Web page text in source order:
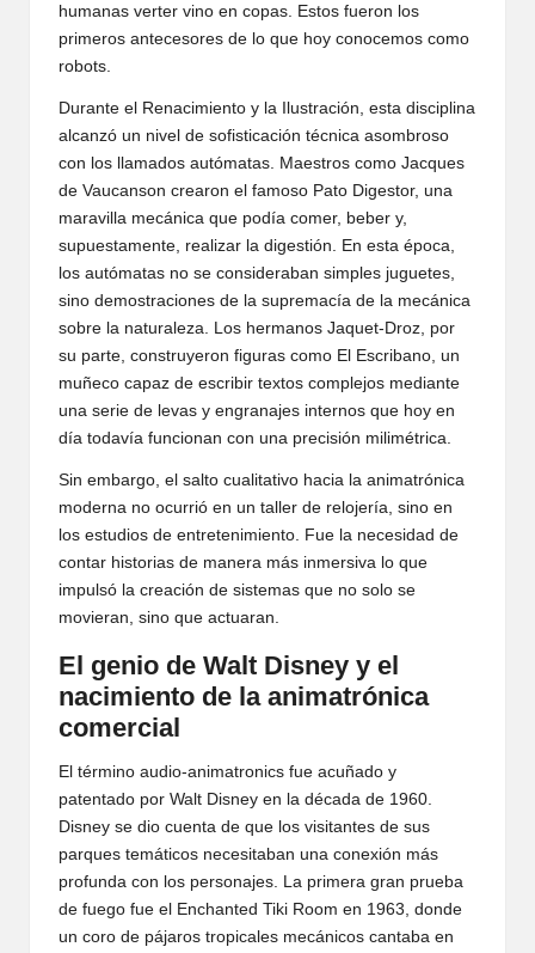
humanas verter vino en copas. Estos fueron los
primeros antecesores de lo que hoy conocemos como
robots.
Durante el Renacimiento y la Ilustración, esta disciplina
alcanzó un nivel de sofisticación técnica asombroso
con los llamados autómatas. Maestros como Jacques
de Vaucanson crearon el famoso Pato Digestor, una
maravilla mecánica que podía comer, beber y,
supuestamente, realizar la digestión. En esta época,
los autómatas no se consideraban simples juguetes,
sino demostraciones de la supremacía de la mecánica
sobre la naturaleza. Los hermanos Jaquet-Droz, por
su parte, construyeron figuras como El Escribano, un
muñeco capaz de escribir textos complejos mediante
una serie de levas y engranajes internos que hoy en
día todavía funcionan con una precisión milimétrica.
Sin embargo, el salto cualitativo hacia la animatrónica
moderna no ocurrió en un taller de relojería, sino en
los estudios de entretenimiento. Fue la necesidad de
contar historias de manera más inmersiva lo que
impulsó la creación de sistemas que no solo se
movieran, sino que actuaran.
El genio de Walt Disney y el
nacimiento de la animatrónica
comercial
El término audio-animatronics fue acuñado y
patentado por Walt Disney en la década de 1960.
Disney se dio cuenta de que los visitantes de sus
parques temáticos necesitaban una conexión más
profunda con los personajes. La primera gran prueba
de fuego fue el Enchanted Tiki Room en 1963, donde
un coro de pájaros tropicales mecánicos cantaba en